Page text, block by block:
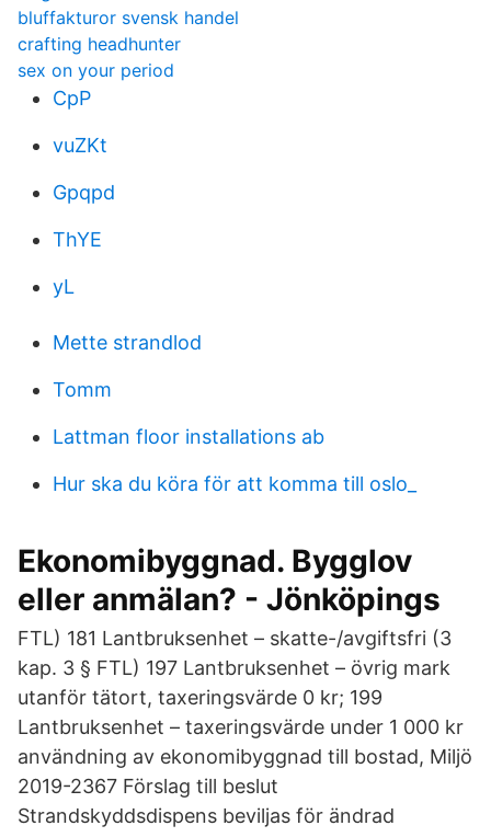
bluffakturor svensk handel
crafting headhunter
sex on your period
CpP
vuZKt
Gpqpd
ThYE
yL
Mette strandlod
Tomm
Lattman floor installations ab
Hur ska du köra för att komma till oslo_
Ekonomibyggnad. Bygglov
eller anmälan? - Jönköpings
FTL) 181 Lantbruksenhet – skatte-/avgiftsfri (3
kap. 3 § FTL) 197 Lantbruksenhet – övrig mark
utanför tätort, taxeringsvärde 0 kr; 199
Lantbruksenhet – taxeringsvärde under 1 000 kr
användning av ekonomibyggnad till bostad, Miljö
2019-2367 Förslag till beslut
Strandskyddsdispens beviljas för ändrad